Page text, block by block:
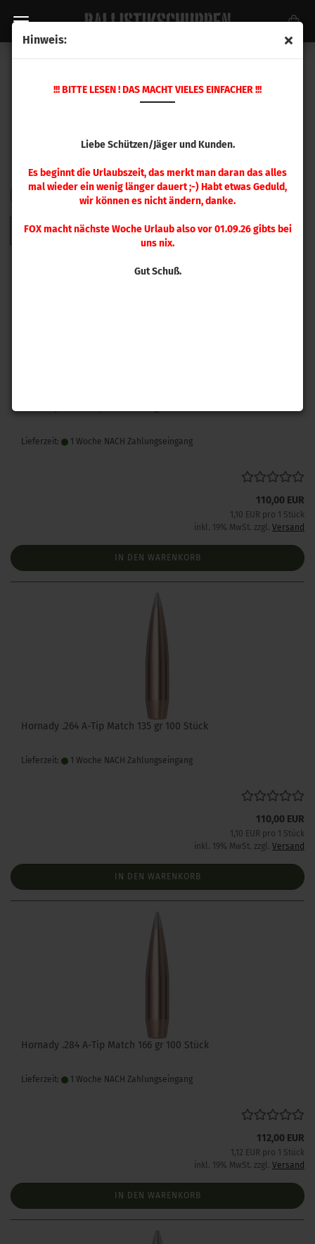
Hinweis:
!!! BITTE LESEN ! DAS MACHT VIELES EINFACHER !!!
Liebe Schützen/Jäger und Kunden.
Es beginnt die Urlaubszeit, das merkt man daran das alles
mal wieder ein wenig länger dauert ;-) Habt etwas Geduld,
wir können es nicht ändern, danke.
FOX macht nächste Woche Urlaub also vor 01.09.26 gibts bei
uns nix.
Gut Schuß.
FILTERSortieren nach
Sortieren nach 48 pro Seite
pro Seite
2 3 4 5 6 7 8 9 »
Lieferzeit: 1 Woche NACH Zahlungseingang
110,00 EUR
1,10 EUR pro 1 Stück
inkl. 19% MwSt. zzgl. Versand
IN DEN WARENKORB
Hornady .264 A-Tip Match 135 gr 100 Stück
Lieferzeit: 1 Woche NACH Zahlungseingang
110,00 EUR
1,10 EUR pro 1 Stück
inkl. 19% MwSt. zzgl. Versand
IN DEN WARENKORB
Hornady .284 A-Tip Match 166 gr 100 Stück
Lieferzeit: 1 Woche NACH Zahlungseingang
112,00 EUR
1,12 EUR pro 1 Stück
inkl. 19% MwSt. zzgl. Versand
IN DEN WARENKORB